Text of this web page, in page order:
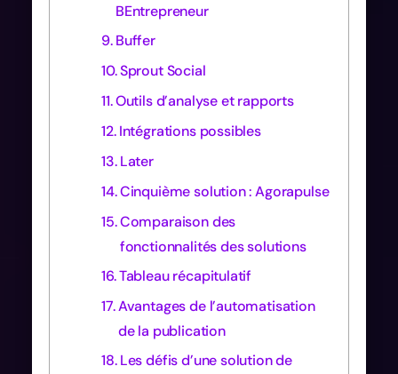
BEntrepreneur
Buffer
Sprout Social
Outils d’analyse et rapports
Intégrations possibles
Later
Cinquième solution : Agorapulse
Comparaison des
fonctionnalités des solutions
Tableau récapitulatif
Avantages de l’automatisation
de la publication
Les défis d’une solution de